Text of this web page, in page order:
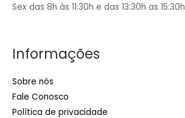
Sex das 8h às 11:30h e das 13:30h as 15:30h
Informações
Sobre nós
Fale Conosco
Política de privacidade